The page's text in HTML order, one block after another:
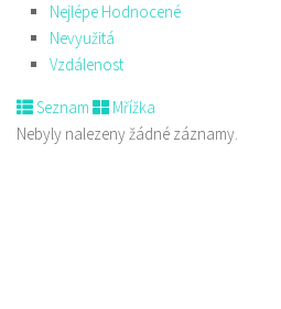
Nejlépe Hodnocené
Nevyužitá
Vzdálenost
Seznam
Mřížka
Nebyly nalezeny žádné záznamy.